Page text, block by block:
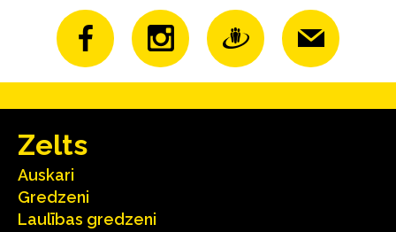
Zelts
Auskari
Gredzeni
Laulības gredzeni